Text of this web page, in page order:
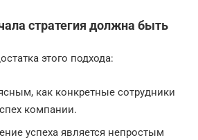
стратегия должна быть
этого подхода:
как конкретные сотрудники
компании.
успеха является непростым